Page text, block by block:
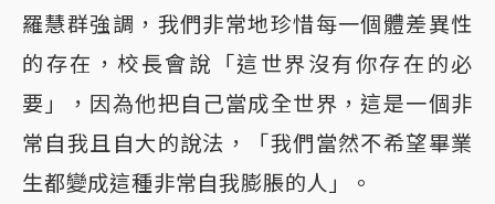
羅慧群強調，我們非常地珍惜每一個體差異性
的存在，校長會說「這世界沒有你存在的必
要」，因為他把自己當成全世界，這是一個非
常自我且自大的說法，「我們當然不希望畢業
生都變成這種非常自我膨脹的人」。